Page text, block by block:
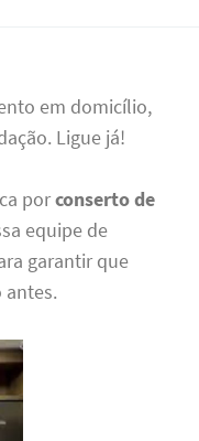
em domicílio,
Ligue já!
porconserto de
equipe de
garantir que